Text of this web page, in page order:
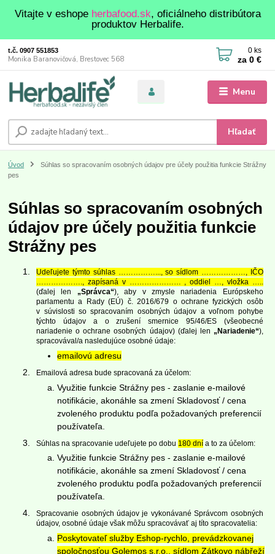
Vitajte v eshope herbafood.sk, oficiálneho distribútora
produktov Herbalife.
Menu
Hľadať
t.č. 0907 551853
Monika Baranovičová, Brestovec 568
0ks
za 0 €
Úvod
Súhlas so spracovaním osobných údajov pre účely použitia funkcie Strážny
pes
Súhlas so spracovaním osobných
údajov pre účely použitia funkcie
Strážny pes
Udeľujete týmto súhlas ……………..., so sídlom ………………, IČO
………………., zapísaná v ………………… , oddiel …, vložka …..
(ďalej len „Správca“), aby v zmysle nariadenia Európskeho
parlamentu a Rady (EÚ) č. 2016/679 o ochrane fyzických osôb
v súvislosti so spracovaním osobných údajov a voľnom pohybe
týchto údajov a o zrušení smernice 95/46/ES (všeobecné
nariadenie o ochrane osobných údajov) (ďalej len „Nariadenie“),
spracovával/a nasledujúce osobné údaje:
emailovú adresu
Emailová adresa bude spracovaná za účelom:
Využitie funkcie Strážny pes - zaslanie e-mailové
notifikácie, akonáhle sa zmení Skladovosť / cena
zvoleného produktu podľa požadovaných preferencií
používateľa.
Súhlas na spracovanie udeľujete po dobu 180 dní a to za účelom:
Využitie funkcie Strážny pes - zaslanie e-mailové
notifikácie, akonáhle sa zmení Skladovosť / cena
zvoleného produktu podľa požadovaných preferencií
používateľa.
Spracovanie osobných údajov je vykonávané Správcom osobných
údajov, osobné údaje však môžu spracovávať aj títo spracovatelia:
Poskytovateľ služby Eshop-rychlo, prevádzkovanej
spoločnosťou Golemos s.r.o., sídlom Zátkovo nábřeží